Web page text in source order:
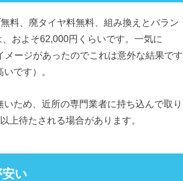
料、廃タイヤ料無料、組み換えとバラン
およそ62,000円くらいです。一気に
ージがあったのでこれは意外な結果です
です）。
ため、近所の専門業者に持ち込んで取り
上待たされる場合があります。
い